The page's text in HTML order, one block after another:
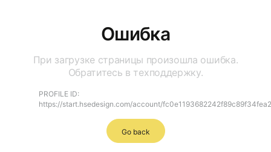
Ошибка
При загрузке страницы произошла ошибка.
Обратитесь в техподдержку.
PROFILE ID:
https://start.hsedesign.com/account/
Go back